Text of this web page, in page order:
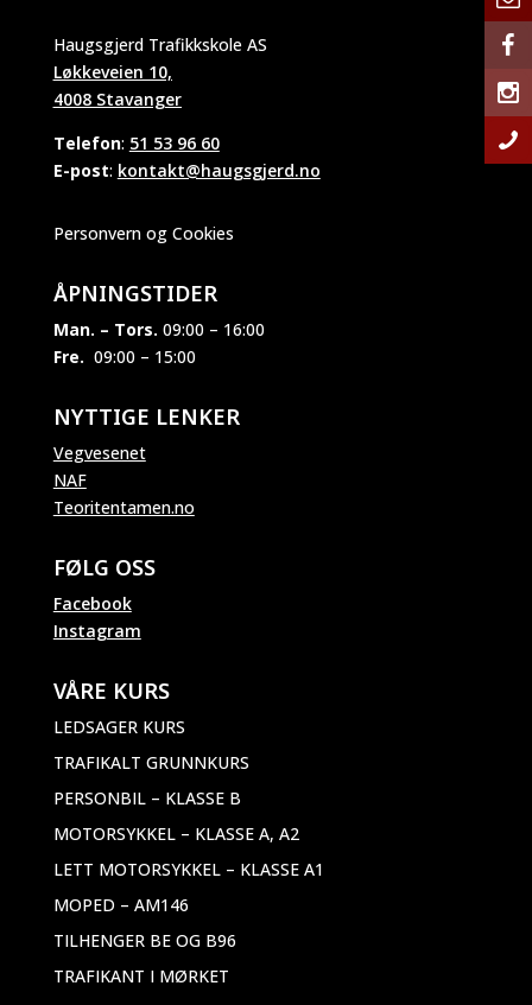
Haugsgjerd Trafikkskole AS
Løkkeveien 10,
4008 Stavanger
Telefon: 51 53 96 60
E-post: kontakt@haugsgjerd.no
Personvern og Cookies
ÅPNINGSTIDER
Man. – Tors. 09:00 – 16:00
Fre. 09:00 – 15:00
NYTTIGE LENKER
Vegvesenet
NAF
Teoritentamen.no
FØLG OSS
Facebook
Instagram
VÅRE KURS
LEDSAGER KURS
TRAFIKALT GRUNNKURS
PERSONBIL – KLASSE B
MOTORSYKKEL – KLASSE A, A2
LETT MOTORSYKKEL – KLASSE A1
MOPED – AM146
TILHENGER BE OG B96
TRAFIKANT I MØRKET